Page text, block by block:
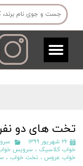
تخت های دو
۲۶ شهریور ۱۳۹۹
خواب کلاسیک ، سرویس
خواب عروس ، تخت خواب ،